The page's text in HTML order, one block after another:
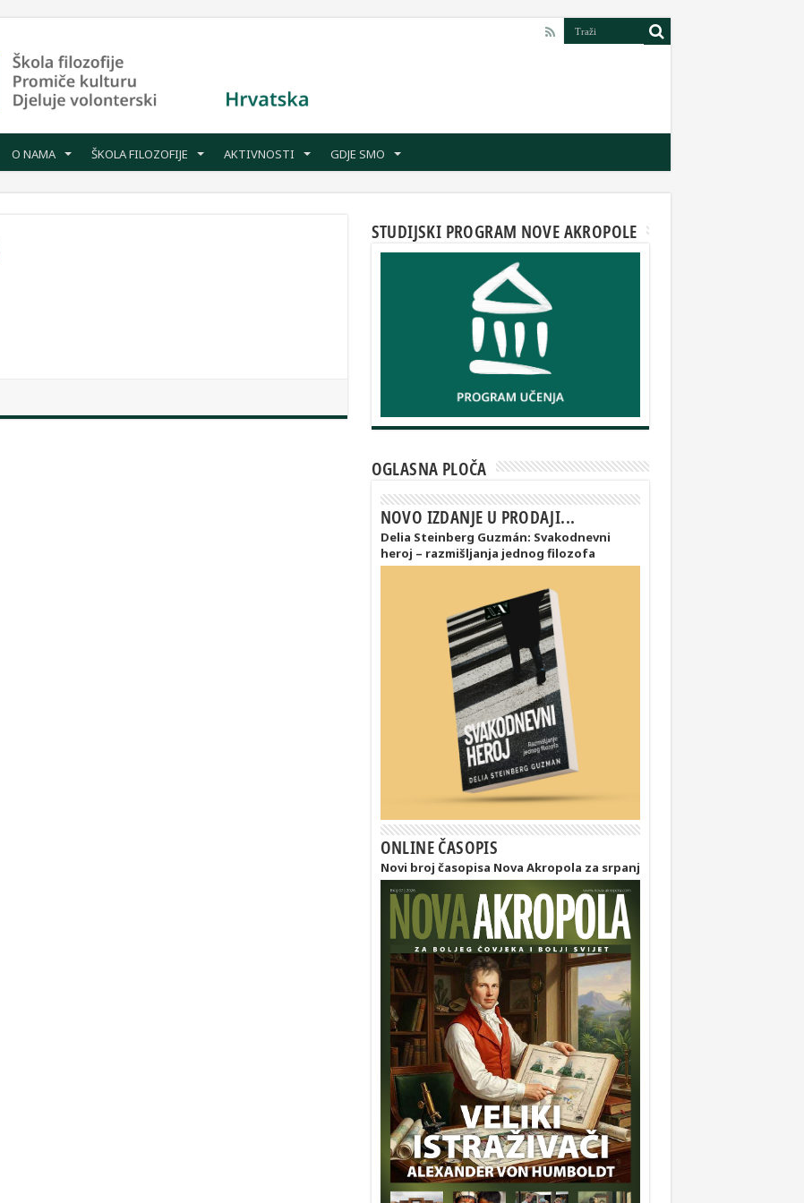
O NAMA ŠKOLA FILOZOFIJE AKTIVNOSTI GDJE SMO
STUDIJSKI PROGRAM NOVE AKROPOLE
OGLASNA PLOČA
NOVO IZDANJE U PRODAJI...
Delia Steinberg Guzmán: Svakodnevni
heroj – razmišljanja jednog filozofa
ONLINE ČASOPIS
Novi broj časopisa Nova Akropola za srpanj